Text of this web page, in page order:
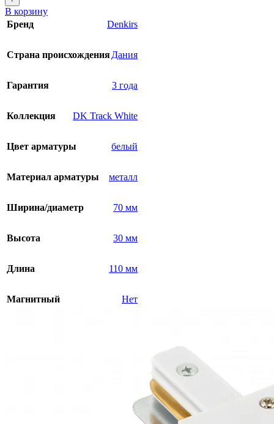
В корзину
Бренд
Denkirs
Страна происхожденияДания
Гарантия 3 года
Коллекция DK Track White
Цвет арматуры белый
Материал арматуры металл
Ширина/диаметр 70 мм
Высота 30 мм
Длина 110 мм
Магнитный Нет